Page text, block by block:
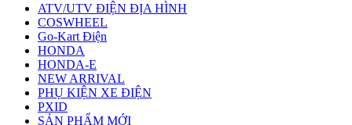
ATV/UTV ĐIỆN ĐỊA HÌNH
COSWHEEL
Go-Kart Điện
HONDA
HONDA-E
NEW ARRIVAL
PHỤ KIỆN XE ĐIỆN
PXID
SẢN PHẨM MỚI